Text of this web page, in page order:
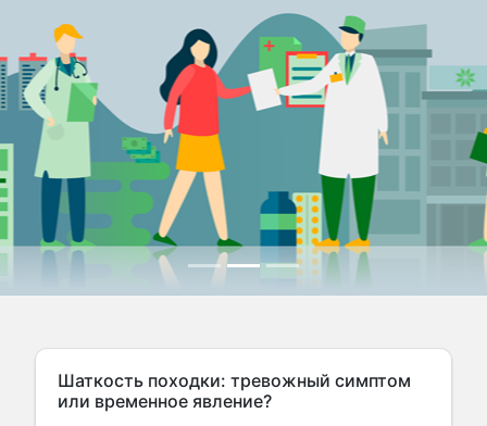
Шаткость походки: тревожный симптом
или временное явление?